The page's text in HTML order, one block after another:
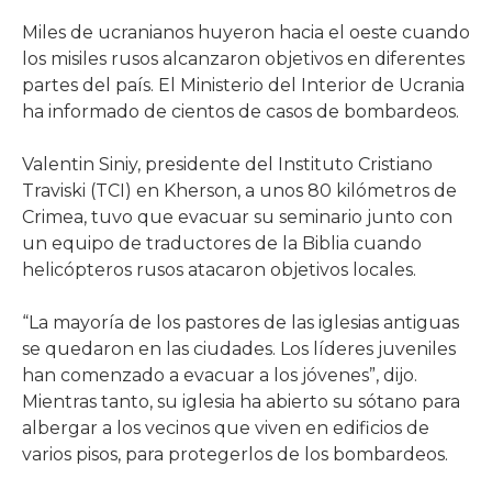
Miles de ucranianos huyeron hacia el oeste cuando
los misiles rusos alcanzaron objetivos en diferentes
partes del país. El Ministerio del Interior de Ucrania
ha informado de cientos de casos de bombardeos.
Valentin Siniy, presidente del Instituto Cristiano
Traviski (TCI) en Kherson, a unos 80 kilómetros de
Crimea, tuvo que evacuar su seminario junto con
un equipo de traductores de la Biblia cuando
helicópteros rusos atacaron objetivos locales.
“La mayoría de los pastores de las iglesias antiguas
se quedaron en las ciudades. Los líderes juveniles
han comenzado a evacuar a los jóvenes”, dijo.
Mientras tanto, su iglesia ha abierto su sótano para
albergar a los vecinos que viven en edificios de
varios pisos, para protegerlos de los bombardeos.